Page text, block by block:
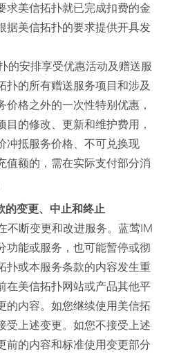
求美信拓扑就已完成扣费的金
据美信拓扑的要求提供开具发
的安排享受优惠活动及赠送服
扑的所有赠送服务项目和涉及
格之外的一次性特别优惠，
的修改、更新和维护费用，
冲抵服务价格、不可兑换现
值额的，需在实际支付部分消
变更、中止和终止
不断变更和改进服务。蓝莺IM
功能或服务，也可能暂停或彻
扑或本服务条款的内容发生重
在美信拓扑网站或产品其他平
的内容。如您继续使用美信拓
受上述变更。如您不接受上述
前的内容和标准使用变更部分